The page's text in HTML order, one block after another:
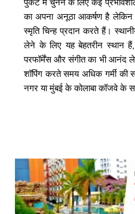
पुकेट में चुनने के लिए कई
का अपना अनूठा आकर्षण है लेकिन
स्मृति चिन्ह प्रदान करते हैं।
लेने के लिए यह बेहतरीन स्थान
परफॉर्मेंस और संगीत का भी
शॉपिंग करते समय अधिक गर्मी की
नगर या मुंबई के कोलाबा कॉजवे के